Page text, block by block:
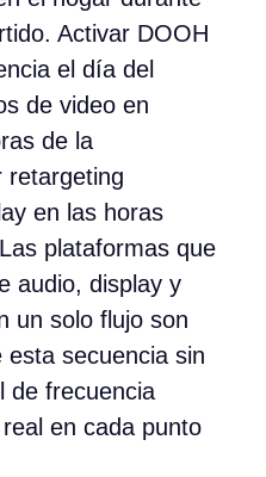
Activar DOOH
el día del
de video en
de la
retargeting
en las horas
plataformas que
audio, display y
un solo flujo son
esta secuencia sin
de frecuencia
en cada punto